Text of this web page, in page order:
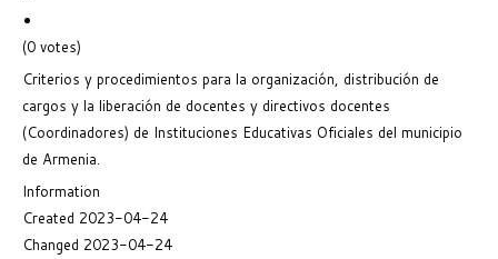
(0 votes)
Criterios y procedimientos para la organización, distribución de
cargos y la liberación de docentes y directivos docentes
(Coordinadores) de Instituciones Educativas Oficiales del municipio
de Armenia.
Information
Created 2023-04-24
Changed 2023-04-24